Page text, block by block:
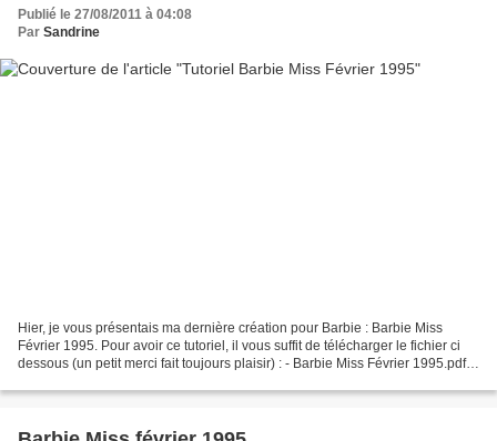
Publié le 27/08/2011 à 04:08
Par Sandrine
Hier, je vous présentais ma dernière création pour Barbie : Barbie Miss
Février 1995. Pour avoir ce tutoriel, il vous suffit de télécharger le fichier ci
dessous (un petit merci fait toujours plaisir) : - Barbie Miss Février 1995.pdf